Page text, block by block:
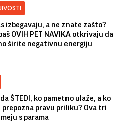
izbegavaju, a ne znate zašto?
OVIH PET NAVIKA otkrivaju da
širite negativnu energiju
ŠTEDI, ko pametno ulaže, a ko
prepozna pravu priliku? Ova tri
s parama